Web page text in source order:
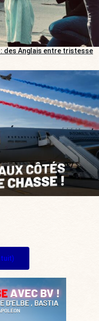
: des Anglais entre tristesse